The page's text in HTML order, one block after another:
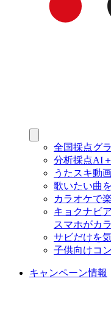
全国採点グ
分析採点AI＋
うたスキ動
歌いたい曲
カラオケで
キョクナビ
スマホがカ
サビだけを
子供向けコ
キャンペーン情報